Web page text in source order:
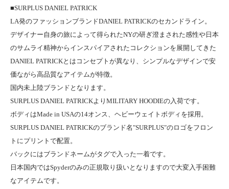
■SURPLUS DANIEL PATRICK
LA発のファッションブランドDANIEL PATRICKのセカンドライン。
デザイナー自身の旅によって得られたNYの研ぎ澄まされた感性や日本
のサムライ精神からインスパイアされたコレクションを展開してきた
DANIEL PATRICKとはコンセプトが異なり、シンプルなデザインで安
価ながら高品質なアイテムが特徴。
国内未上陸ブランドとなります。
SURPLUS DANIEL PATRICKよりMILITARY HOODIEの入荷です。
ボディはMade in USAの14オンス、ヘビーウェイトボディを採用。
SURPLUS DANIEL PATRICKのブランド名"SURPLUS"のロゴをフロン
トにプリントで配置。
バックにはブランドネームがタグで入った一着です。
日本国内ではSpyderのみの正規取り扱いとなりますので大変入手困難
なアイテムです。